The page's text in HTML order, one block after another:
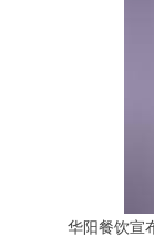
华阳餐饮宣